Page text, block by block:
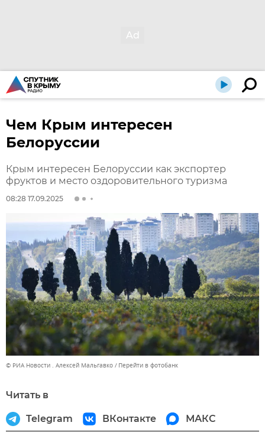
Чем Крым интересен
Белоруссии
Крым интересен Белоруссии как экспортер
фруктов и место оздоровительного туризма
08:28 17.09.2025
© РИА Новости . Алексей Мальгавко Перейти в фотобанк
Читать в
Telegram ВКонтакте МАКС